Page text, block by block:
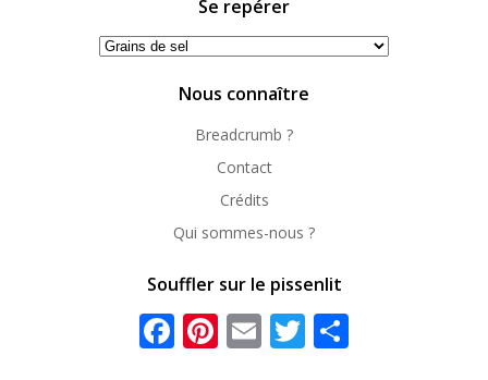
Se repérer
Se
Nous connaître
Breadcrumb ?
Contact
Crédits
Qui sommes-nous ?
Souffler sur le pissenlit
Facebook
Pinterest
EmailTwitter